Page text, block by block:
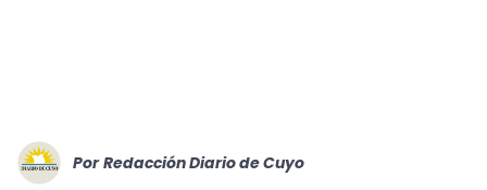
Por Redacción Diario de Cuyo